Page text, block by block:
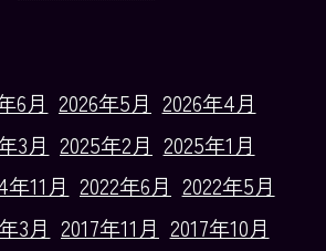
6月 2026年5月 2026年4月
3月 2025年2月 2025年1月
年11月 2022年6月 2022年5月
3月 2017年11月 2017年10月